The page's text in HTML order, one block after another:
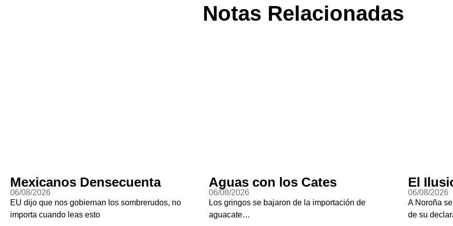
Notas Relacionadas
Densecuenta
2026
que nos gobiernan los sombrerudos, no
cuando leas esto
Aguas con los Cates
06/08/2026
Los gringos se bajaron de la importación de
aguacate…
El
06/08/2026
A Noroña se le
de su declaración